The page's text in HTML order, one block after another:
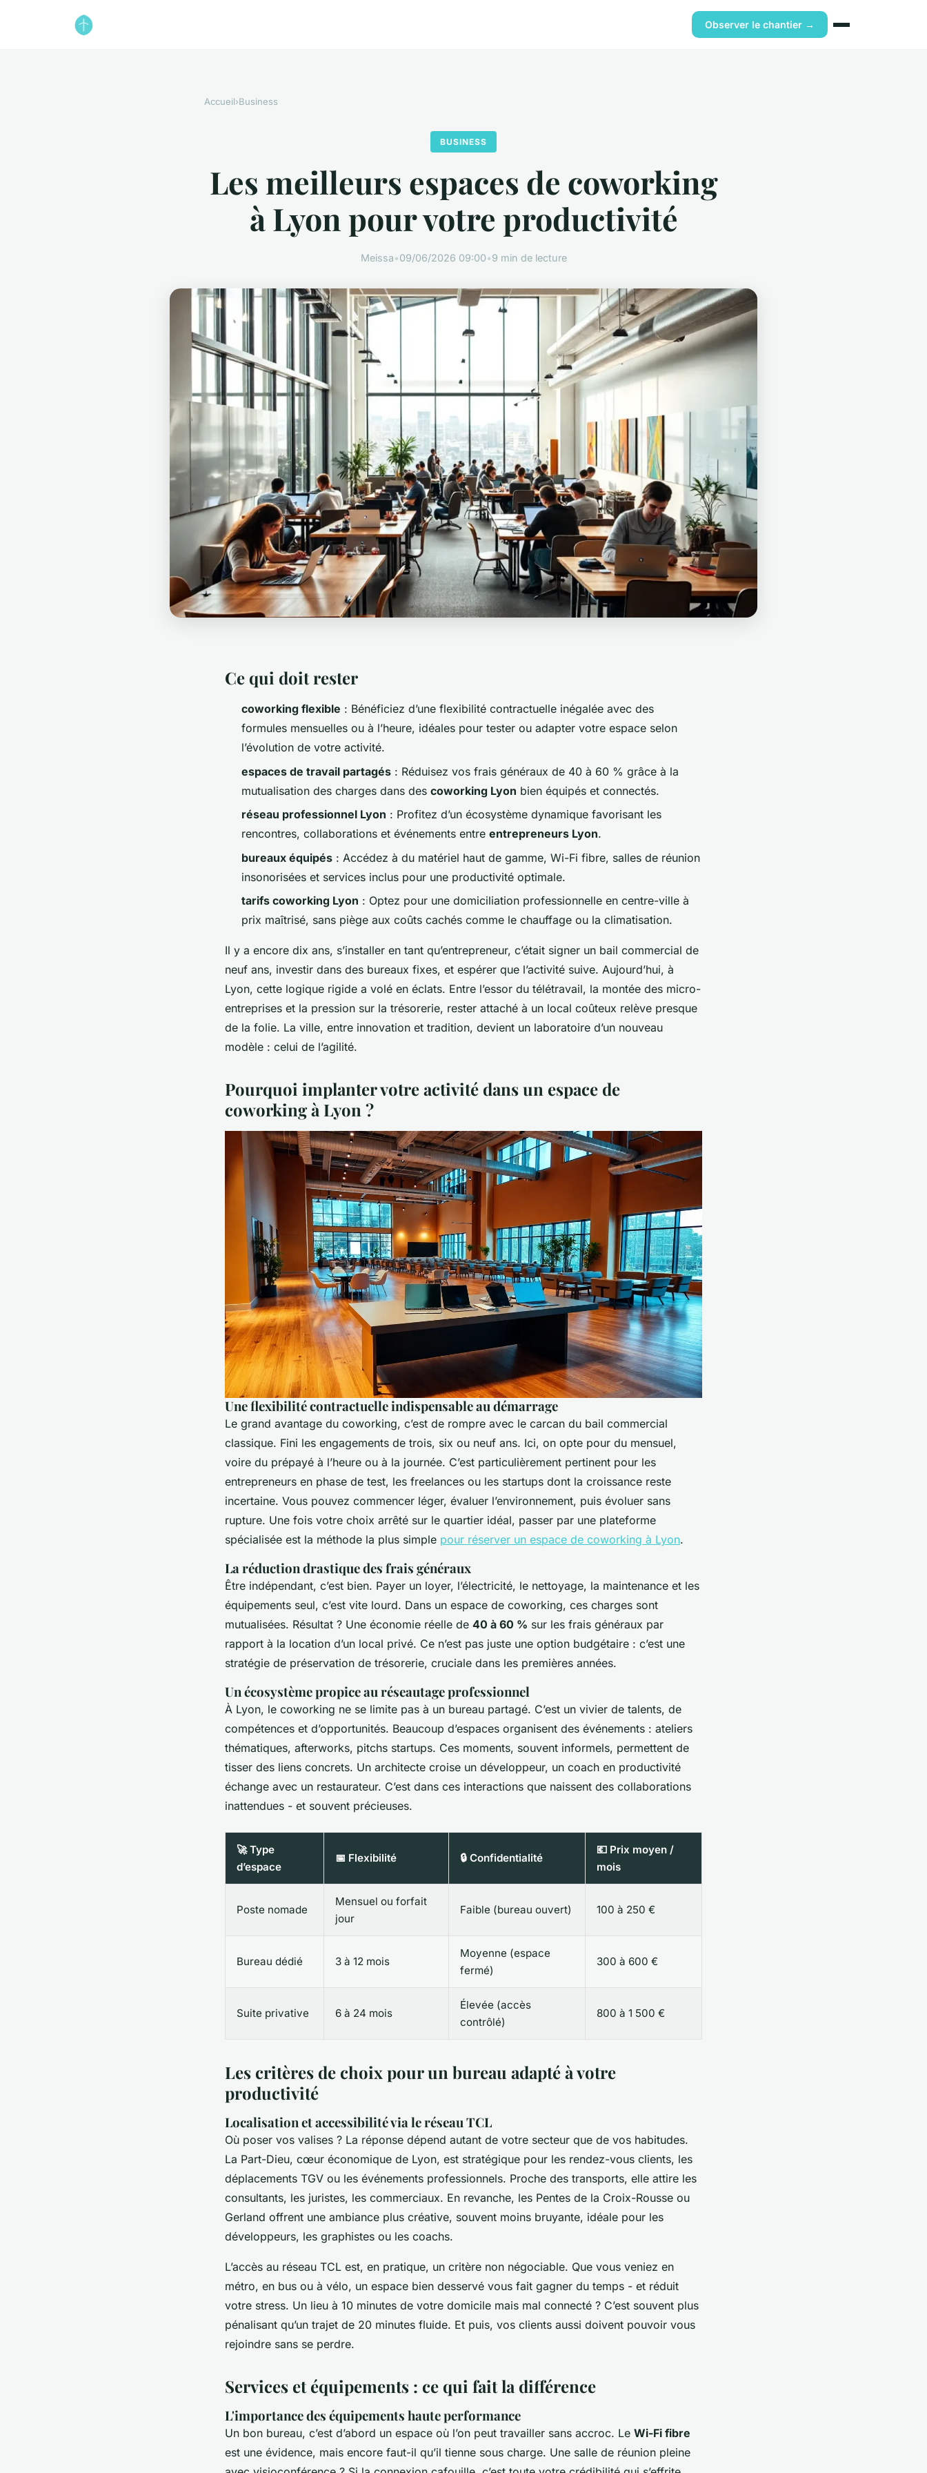
Observer le chantier →
Accueil›Business
BUSINESS
Les meilleurs espaces de coworking
à Lyon pour votre productivité
Meissa•09/06/2026 09:00•9 min de lecture
Ce qui doit rester
coworking flexible : Bénéficiez d’une flexibilité contractuelle inégalée avec des
formules mensuelles ou à l’heure, idéales pour tester ou adapter votre espace selon
l’évolution de votre activité.
espaces de travail partagés : Réduisez vos frais généraux de 40 à 60 % grâce à la
mutualisation des charges dans des coworking Lyon bien équipés et connectés.
réseau professionnel Lyon : Profitez d’un écosystème dynamique favorisant les
rencontres, collaborations et événements entre entrepreneurs Lyon.
bureaux équipés : Accédez à du matériel haut de gamme, Wi-Fi fibre, salles de réunion
insonorisées et services inclus pour une productivité optimale.
tarifs coworking Lyon : Optez pour une domiciliation professionnelle en centre-ville à
prix maîtrisé, sans piège aux coûts cachés comme le chauffage ou la climatisation.
Il y a encore dix ans, s’installer en tant qu’entrepreneur, c’était signer un bail commercial de
neuf ans, investir dans des bureaux fixes, et espérer que l’activité suive. Aujourd’hui, à
Lyon, cette logique rigide a volé en éclats. Entre l’essor du télétravail, la montée des micro-
entreprises et la pression sur la trésorerie, rester attaché à un local coûteux relève presque
de la folie. La ville, entre innovation et tradition, devient un laboratoire d’un nouveau
modèle : celui de l’agilité.
Pourquoi implanter votre activité dans un espace de
coworking à Lyon ?
Une flexibilité contractuelle indispensable au démarrage
Le grand avantage du coworking, c’est de rompre avec le carcan du bail commercial
classique. Fini les engagements de trois, six ou neuf ans. Ici, on opte pour du mensuel,
voire du prépayé à l’heure ou à la journée. C’est particulièrement pertinent pour les
entrepreneurs en phase de test, les freelances ou les startups dont la croissance reste
incertaine. Vous pouvez commencer léger, évaluer l’environnement, puis évoluer sans
rupture. Une fois votre choix arrêté sur le quartier idéal, passer par une plateforme
spécialisée est la méthode la plus simple pour réserver un espace de coworking à Lyon.
La réduction drastique des frais généraux
Être indépendant, c’est bien. Payer un loyer, l’électricité, le nettoyage, la maintenance et les
équipements seul, c’est vite lourd. Dans un espace de coworking, ces charges sont
mutualisées. Résultat ? Une économie réelle de 40 à 60 % sur les frais généraux par
rapport à la location d’un local privé. Ce n’est pas juste une option budgétaire : c’est une
stratégie de préservation de trésorerie, cruciale dans les premières années.
Un écosystème propice au réseautage professionnel
À Lyon, le coworking ne se limite pas à un bureau partagé. C’est un vivier de talents, de
compétences et d’opportunités. Beaucoup d’espaces organisent des événements : ateliers
thématiques, afterworks, pitchs startups. Ces moments, souvent informels, permettent de
tisser des liens concrets. Un architecte croise un développeur, un coach en productivité
échange avec un restaurateur. C’est dans ces interactions que naissent des collaborations
inattendues - et souvent précieuses.
🚀 Type
d’espace
📅 Flexibilité 🔒 Confidentialité
💶 Prix moyen /
mois
Poste nomade
Mensuel ou forfait
jour
Faible (bureau ouvert) 100 à 250 €
Bureau dédié 3 à 12 mois
Moyenne (espace
fermé)
300 à 600 €
Suite privative 6 à 24 mois
Élevée (accès
contrôlé)
800 à 1 500 €
Les critères de choix pour un bureau adapté à votre
productivité
Localisation et accessibilité via le réseau TCL
Où poser vos valises ? La réponse dépend autant de votre secteur que de vos habitudes.
La Part-Dieu, cœur économique de Lyon, est stratégique pour les rendez-vous clients, les
déplacements TGV ou les événements professionnels. Proche des transports, elle attire les
consultants, les juristes, les commerciaux. En revanche, les Pentes de la Croix-Rousse ou
Gerland offrent une ambiance plus créative, souvent moins bruyante, idéale pour les
développeurs, les graphistes ou les coachs.
L’accès au réseau TCL est, en pratique, un critère non négociable. Que vous veniez en
métro, en bus ou à vélo, un espace bien desservé vous fait gagner du temps - et réduit
votre stress. Un lieu à 10 minutes de votre domicile mais mal connecté ? C’est souvent plus
pénalisant qu’un trajet de 20 minutes fluide. Et puis, vos clients aussi doivent pouvoir vous
rejoindre sans se perdre.
Services et équipements : ce qui fait la différence
L'importance des équipements haute performance
Un bon bureau, c’est d’abord un espace où l’on peut travailler sans accroc. Le Wi-Fi fibre
est une évidence, mais encore faut-il qu’il tienne sous charge. Une salle de réunion pleine